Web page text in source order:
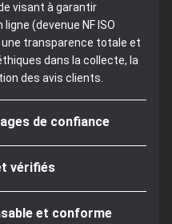
visant à garantir
(devenue NF ISO
transparence totale et
dans la collecte, la
des avis clients.
de confiance
vérifiés
et conforme